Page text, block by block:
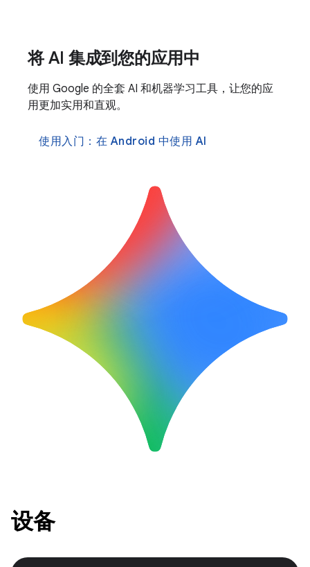
将 AI 集成到您的应用中
使用 Google 的全套 AI 和机器学习工具，让您的应
用更加实用和直观。
使用入门：在 Android 中使用 AI
设备